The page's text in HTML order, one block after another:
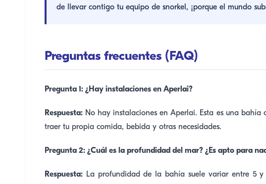
de llevar contigo tu equipo de snorkel, ¡porque el mundo
Preguntas frecuentes (FAQ)
Pregunta 1: ¿Hay instalaciones en Aperlai?
Respuesta:No hay instalaciones en Aperlai. Esta es una bahía
traer tu propia comida, bebida y otras necesidades.
Pregunta 2: ¿Cuál es la profundidad del mar? ¿Es apto para
Respuesta:La profundidad de la bahía suele variar entre 5 y